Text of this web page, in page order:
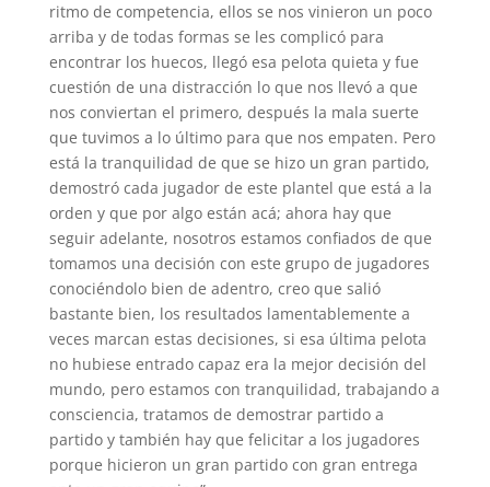
ritmo de competencia, ellos se nos vinieron un poco
arriba y de todas formas se les complicó para
encontrar los huecos, llegó esa pelota quieta y fue
cuestión de una distracción lo que nos llevó a que
nos conviertan el primero, después la mala suerte
que tuvimos a lo último para que nos empaten. Pero
está la tranquilidad de que se hizo un gran partido,
demostró cada jugador de este plantel que está a la
orden y que por algo están acá; ahora hay que
seguir adelante, nosotros estamos confiados de que
tomamos una decisión con este grupo de jugadores
conociéndolo bien de adentro, creo que salió
bastante bien, los resultados lamentablemente a
veces marcan estas decisiones, si esa última pelota
no hubiese entrado capaz era la mejor decisión del
mundo, pero estamos con tranquilidad, trabajando a
consciencia, tratamos de demostrar partido a
partido y también hay que felicitar a los jugadores
porque hicieron un gran partido con gran entrega